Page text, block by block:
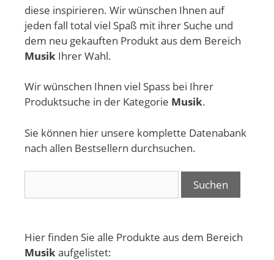
diese inspirieren. Wir wünschen Ihnen auf
jeden fall total viel Spaß mit ihrer Suche und
dem neu gekauften Produkt aus dem Bereich
Musik Ihrer Wahl.
Wir wünschen Ihnen viel Spass bei Ihrer
Produktsuche in der Kategorie Musik.
Sie können hier unsere komplette Datenabank
nach allen Bestsellern durchsuchen.
Hier finden Sie alle Produkte aus dem Bereich
Musikaufgelistet: